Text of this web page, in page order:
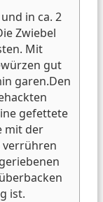
in ca. 2
Zwiebel
Mit
gut
garen.Den
gefettete
mit der
verrühren
ist.